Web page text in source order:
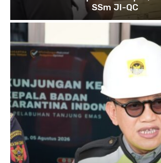
SSm JI-QC